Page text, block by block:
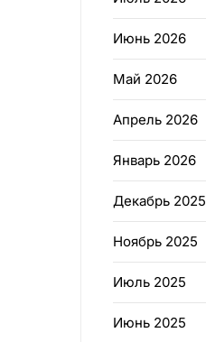
Июнь 2026
Май 2026
Апрель 2026
Январь 2026
Декабрь 2025
Ноябрь 2025
Июль 2025
Июнь 2025